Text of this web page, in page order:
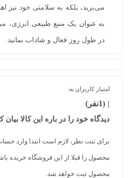
می‌برید، بلکه به سلامتی خود نیز
به عنوان یک منبع طبیعی انرژی،
در طول روز فعال و شاداب بمانید.
امتیاز کاربران به:
(1نفر)
دیدگاه خود را در باره این کالا بیان
برای ثبت نظر، لازم است ابتدا وارد
محصول را قبلا از این فروشگاه خریده
محصول ثبت خواهد شد.